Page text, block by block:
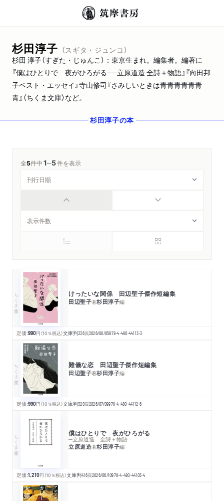
杉田淳子 （スギタ・ジュンコ）
杉田 淳子（すぎた・じゅんこ）：東京生まれ。編集者。編著に
『僕はひとりで 夜がひろがる──立原道造 全詩＋物語』『向田邦
子ベスト・エッセイ』寺山修司『さみしいときは青青青青青青
青』（ちくま文庫）など。
杉田淳子の本
全5件中1─5件を表示
ちくま文庫 けったいな関係 田辺聖子傑作短編集
田辺聖子著杉田淳子編
定価:990円 （10％税込）文庫判336頁2026/08/05978-4-480-44113-3
ちくま文庫 難儀な恋 田辺聖子傑作短編集
田辺聖子著杉田淳子編
定価:990円 （10％税込）文庫判320頁2026/07/09978-4-480-44112-6
ちくま文庫 僕はひとりで 夜がひろがる
─立原道造 全詩＋物語
立原道造著杉田淳子編
定価:1,210円 （10％税込）文庫判416頁2026/06/10978-4-480-44103-4